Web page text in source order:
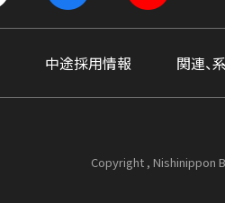
中途採用情報 関連、
Copyright , Nishinippon